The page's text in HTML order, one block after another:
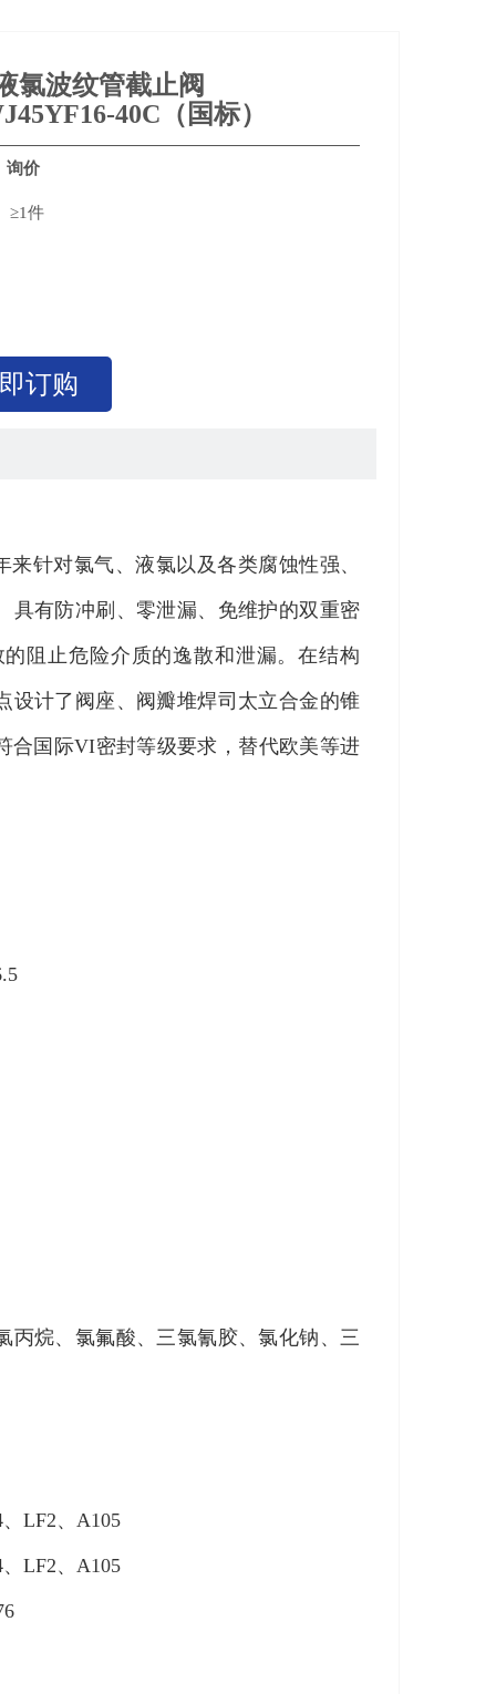
氯波纹管截止阀
40C（国标）
询价
≥1件
订购
针对氯气、液氯以及各类腐蚀性强、
具有防冲刷、零泄漏、免维护的双重密
阻止危险介质的逸散和泄漏。在结构
设计了阀座、阀瓣堆焊司太立合金的锥
合国际VI密封等级要求，替代欧美等进
烷、氯氟酸、三氯氰胶、氯化钠、三
LF2、A105
LF2、A105